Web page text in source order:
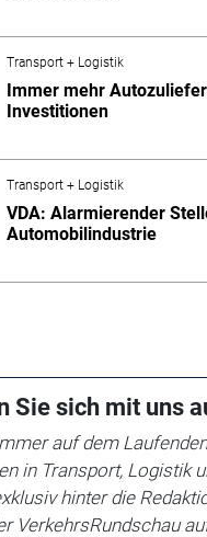
Transport + Logistik
Immer mehr
Investitionen
Transport + Logistik
VDA: Alarmierender
Automobilindustrie
Sie sich mit uns
auf dem
in Transport, Logistik
hinter die
VerkehrsRundschau